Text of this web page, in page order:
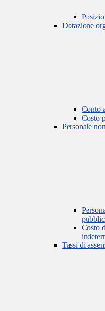
Dotazione
Conto
Costo
Personale
Costo
Tassi di